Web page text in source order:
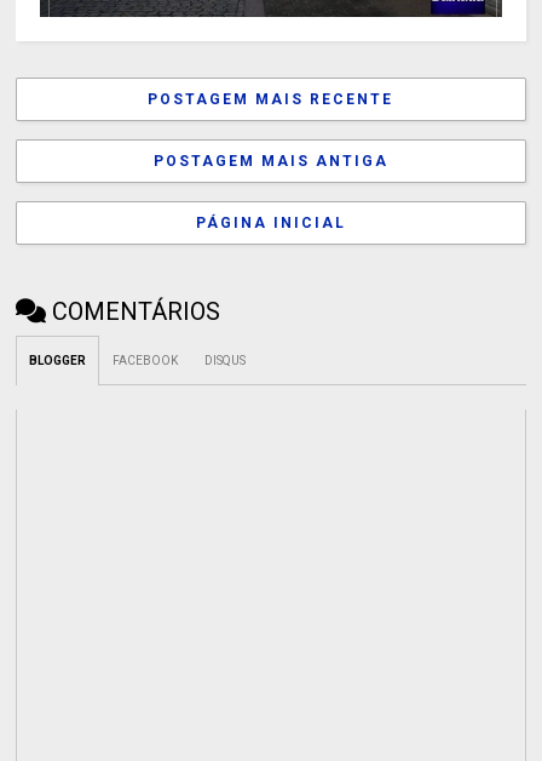
POSTAGEM MAIS RECENTE
POSTAGEM MAIS ANTIGA
PÁGINA INICIAL
COMENTÁRIOS
BLOGGER FACEBOOK DISQUS